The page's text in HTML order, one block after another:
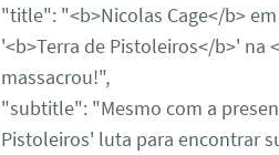
"title": "<b>Nicolas Cage</b>
'<b>Terra de Pistoleiros</b>' na
massacrou!",
"subtitle": "Mesmo com a
Pistoleiros' luta para encontrar